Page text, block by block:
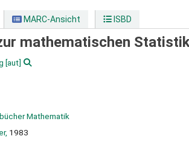
MARC-Ansicht ISBD
mathematischen
[aut]
Mathematik
1983